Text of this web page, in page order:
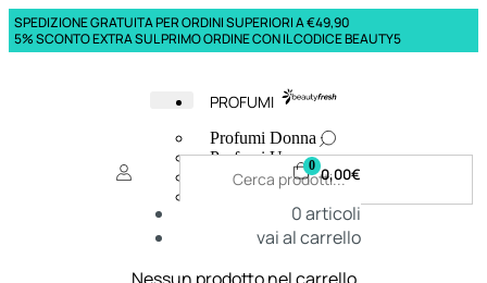
SPEDIZIONE GRATUITA PER ORDINI SUPERIORI A €49,90
5% SCONTO EXTRA SUL PRIMO ORDINE CON IL CODICE BEAUTY5
PROFUMI
Profumi Donna
Profumi Uomo
Deodoranti Donna
Corpo Donna
Corpo Uomo
Creme Mani
0 0,00€
0articoli
vai al carrello